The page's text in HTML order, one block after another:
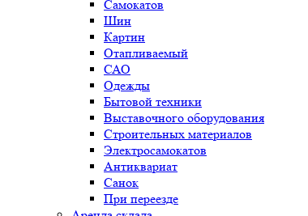
Самокатов
Шин
Картин
Отапливаемый
САО
Одежды
Бытовой техники
Выставочного оборудования
Строительных материалов
Электросамокатов
Антиквариат
Санок
При переезде